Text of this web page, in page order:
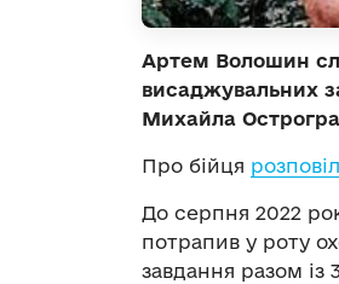
Артем Волошин
висаджувальних
Михайла
Про бійця
До серпня 2022
потрапив у роту
завдання разом